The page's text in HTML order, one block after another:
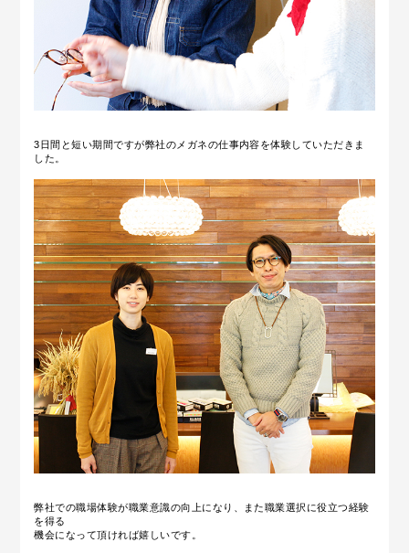
3日間と短い期間ですが弊社のメガネの仕事内容を体験していただきま
した。
弊社での職場体験が職業意識の向上になり、また職業選択に役立つ経験
を得る
機会になって頂ければ嬉しいです。